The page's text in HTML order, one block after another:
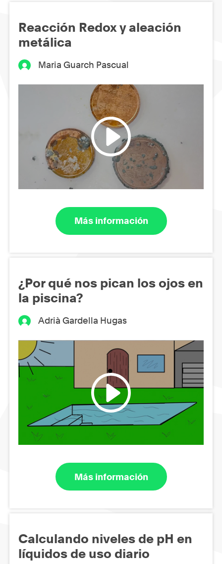
Reacción Redox y aleación
metálica
Maria Guarch Pascual
Más información
¿Por qué nos pican los ojos en
la piscina?
Adrià Gardella Hugas
Más información
Calculando niveles de pH en
líquidos de uso diario